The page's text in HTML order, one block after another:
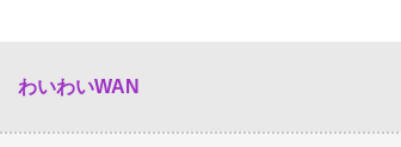
わいわいWAN